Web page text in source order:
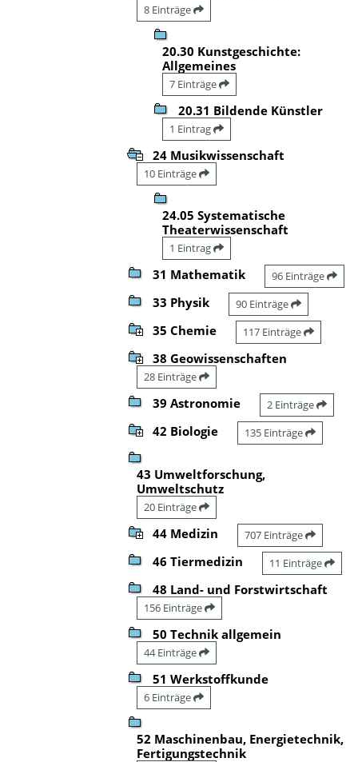
8 Einträge
20.30 Kunstgeschichte:
Allgemeines
7 Einträge
20.31 Bildende Künstler
1 Eintrag
24 Musikwissenschaft
10 Einträge
24.05 Systematische
Theaterwissenschaft
1 Eintrag
31 Mathematik 96 Einträge
33 Physik 90 Einträge
35 Chemie 117 Einträge
38 Geowissenschaften
28 Einträge
39 Astronomie 2 Einträge
42 Biologie 135 Einträge
43 Umweltforschung,
Umweltschutz
20 Einträge
44 Medizin 707 Einträge
46 Tiermedizin 11 Einträge
48 Land- und Forstwirtschaft
156 Einträge
50 Technik allgemein
44 Einträge
51 Werkstoffkunde
6 Einträge
52 Maschinenbau, Energietechnik,
Fertigungstechnik